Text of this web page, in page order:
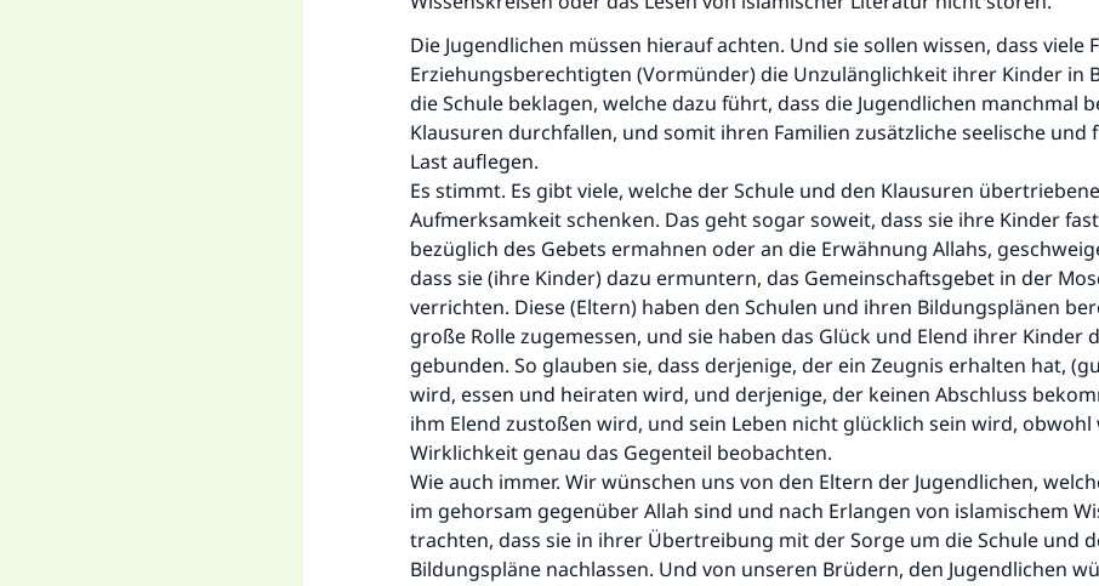
Die Jugendlichen müssen hierauf achten. Und sie sollen wissen, dass viele
Erziehungsberechtigten (Vormünder) die Unzulänglichkeit ihrer Kinder in
die Schule beklagen, welche dazu führt, dass die Jugendlichen manchmal
Klausuren durchfallen, und somit ihren Familien zusätzliche seelische und
Last auflegen.
Es stimmt. Es gibt viele, welche der Schule und den Klausuren übertriebene
Aufmerksamkeit schenken. Das geht sogar soweit, dass sie ihre Kinder
bezüglich des Gebets ermahnen oder an die Erwähnung Allahs,
dass sie (ihre Kinder) dazu ermuntern, das Gemeinschaftsgebet in der
verrichten. Diese (Eltern) haben den Schulen und ihren Bildungsplänen
große Rolle zugemessen, und sie haben das Glück und Elend ihrer Kinder
gebunden. So glauben sie, dass derjenige, der ein Zeugnis erhalten hat,
wird, essen und heiraten wird, und derjenige, der keinen Abschluss
ihm Elend zustoßen wird, und sein Leben nicht glücklich sein wird, obwohl
Wirklichkeit genau das Gegenteil beobachten.
Wie auch immer. Wir wünschen uns von den Eltern der Jugendlichen,
im gehorsam gegenüber Allah sind und nach Erlangen von islamischem
trachten, dass sie in ihrer Übertreibung mit der Sorge um die Schule und
Bildungspläne nachlassen. Und von unseren Brüdern, den Jugendlichen